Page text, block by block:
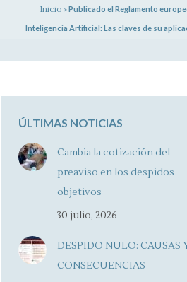
Inicio »Publicado el Reglamento
Inteligencia Artificial: Las claves de su
ÚLTIMAS NOTICIAS
Cambia la cotización del
preaviso en los despidos
objetivos
30 julio, 2026
DESPIDO NULO: CAUSAS
CONSECUENCIAS